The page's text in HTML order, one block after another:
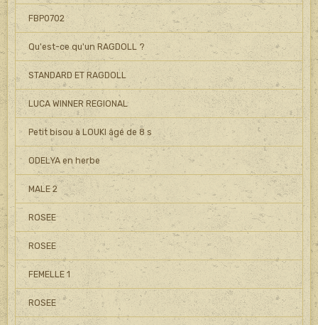
FBP0702
Qu'est-ce qu'un RAGDOLL ?
STANDARD ET RAGDOLL
LUCA WINNER REGIONAL
Petit bisou à LOUKI âgé de 8 s
ODELYA en herbe
MALE 2
ROSEE
ROSEE
FEMELLE 1
ROSEE